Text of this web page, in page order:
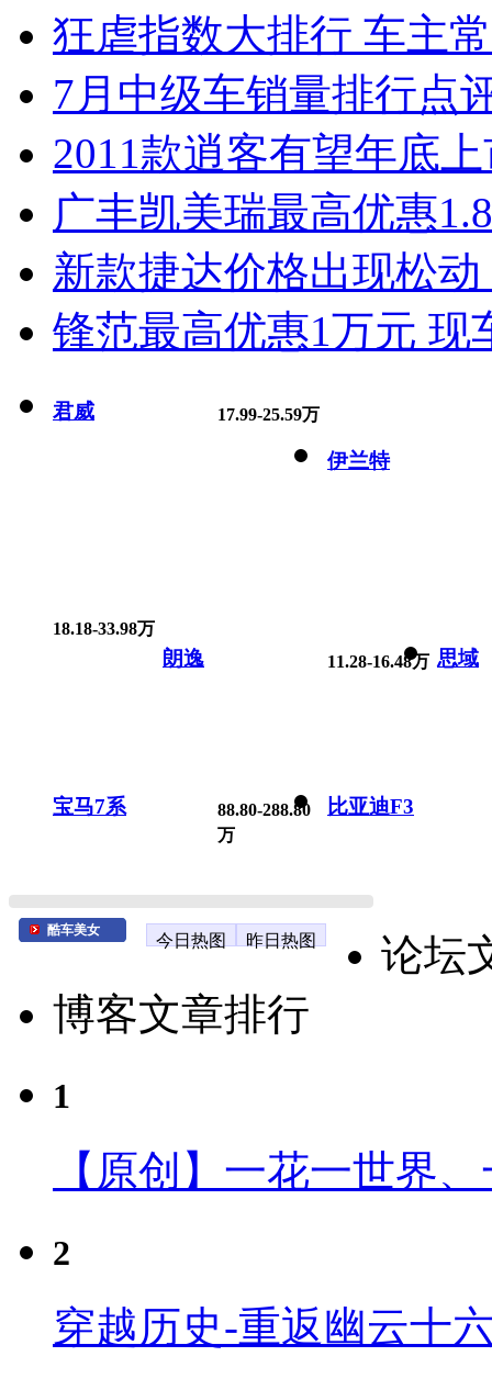
狂虐指数大排行 车主
7月中级车销量排行点
2011款逍客有望年底
广丰凯美瑞最高优惠
新款捷达价格出现松
锋范最高优惠1万元 现
君威 17.99-25.59万
伊兰特
18.18-33.98万
朗逸 11.28-16.48万 思域
宝马7系
88.80-288.80
万
比亚迪F3
酷车美女
今日热图 昨日热图
论坛
博客文章排行
1
【原创】一花一世界
2
穿越历史-重返幽云十